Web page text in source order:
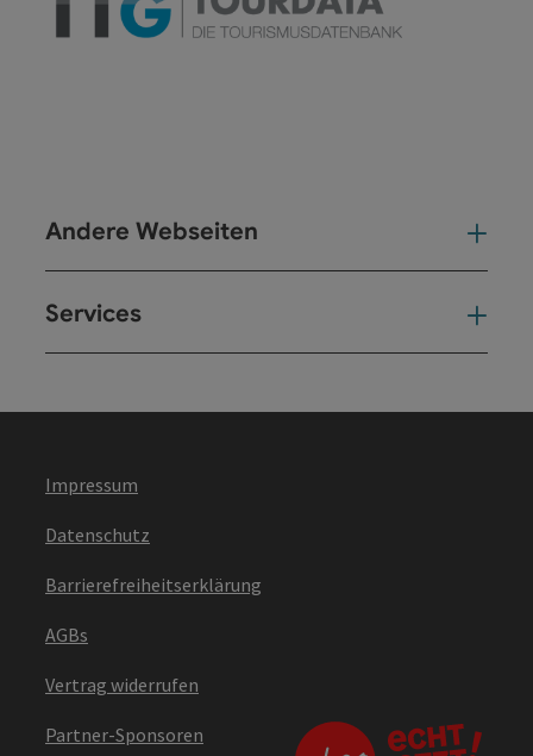
Andere Webseiten
Services
Impressum
Datenschutz
Barrierefreiheitserklärung
AGBs
Vertrag widerrufen
Partner-Sponsoren